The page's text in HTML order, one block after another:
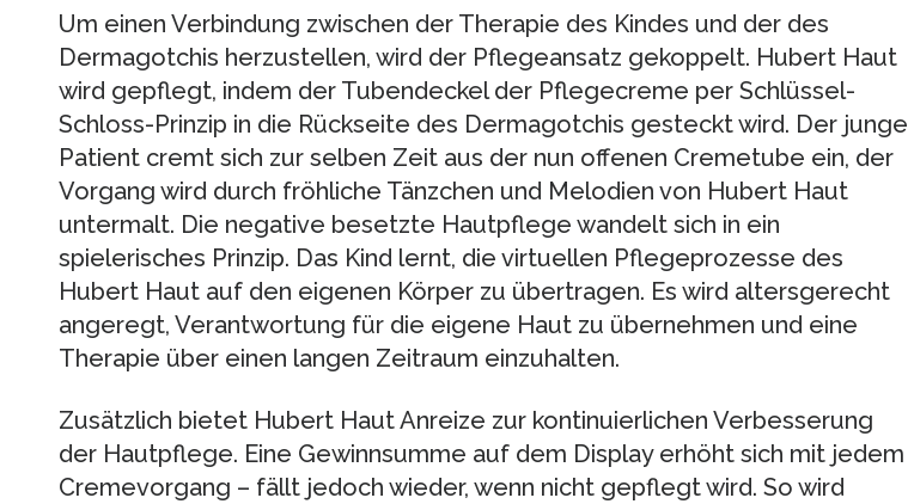
Um einen Verbindung zwischen der Therapie des Kindes und der des
Dermagotchis herzustellen, wird der Pflegeansatz gekoppelt. Hubert Haut
wird gepflegt, indem der Tubendeckel der Pflegecreme per Schlüssel-
Schloss-Prinzip in die Rückseite des Dermagotchis gesteckt wird. Der junge
Patient cremt sich zur selben Zeit aus der nun offenen Cremetube ein, der
Vorgang wird durch fröhliche Tänzchen und Melodien von Hubert Haut
untermalt. Die negative besetzte Hautpflege wandelt sich in ein
spielerisches Prinzip. Das Kind lernt, die virtuellen Pflegeprozesse des
Hubert Haut auf den eigenen Körper zu übertragen. Es wird altersgerecht
angeregt, Verantwortung für die eigene Haut zu übernehmen und eine
Therapie über einen langen Zeitraum einzuhalten.
Zusätzlich bietet Hubert Haut Anreize zur kontinuierlichen Verbesserung
der Hautpflege. Eine Gewinnsumme auf dem Display erhöht sich mit jedem
Cremevorgang – fällt jedoch wieder, wenn nicht gepflegt wird. So wird